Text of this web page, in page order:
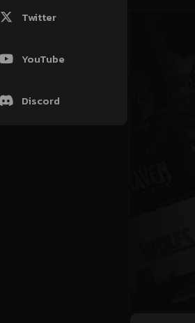
Twitter
YouTube
Discord